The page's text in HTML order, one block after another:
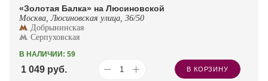
«Золотая Балка» на Люсиновской
Москва, Люсиновская улица, 36/50
Добрынинская
Серпуховская
В НАЛИЧИИ: 59
1 049 руб. В КОРЗИНУ